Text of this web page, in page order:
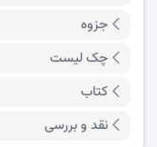
جزوه
چک لیست
کتاب
نقد و بررسی